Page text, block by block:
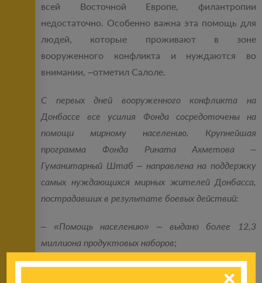
всей Восточной Европе, филантропии
недостаточно. Особенно важна эта помощь для
людей, которые проживают в зоне
вооруженного конфликта и нуждаются во
внимании, –отметил Салоле.
С первых дней вооруженного конфликта на
Донбассе все усилия Фонда сосредоточены на
помощи мирному населению. Крупнейшая
программа Фонда Рината Ахметова –
Гуманитарный Штаб – направлена на поддержку
самых нуждающихся мирных жителей Донбасса,
пострадавших в результате боевых действий:
– «Помощь населению» – выдано более 12,3
миллиона продуктовых наборов;
– «Адресная помощь» – индивидуальную помощь